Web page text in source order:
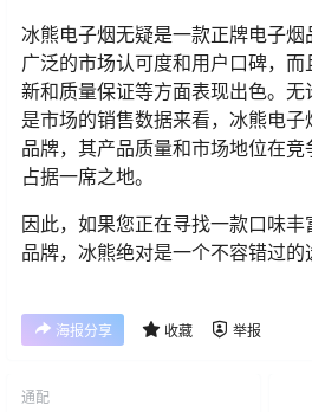
冰熊电子烟无疑是一款正牌电子
广泛的市场认可度和用户口碑，
新和质量保证等方面表现出色。
是市场的销售数据来看，冰熊电
品牌，其产品质量和市场地位在
占据一席之地。
因此，如果您正在寻找一款口味
品牌，冰熊绝对是一个不容错过的
海报分享 收藏 举报
通配